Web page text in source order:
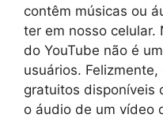
contêm músicas ou
ter em nosso celular.
do YouTube não é
usuários.
gratuitos disponíveis
o áudio de um vídeo